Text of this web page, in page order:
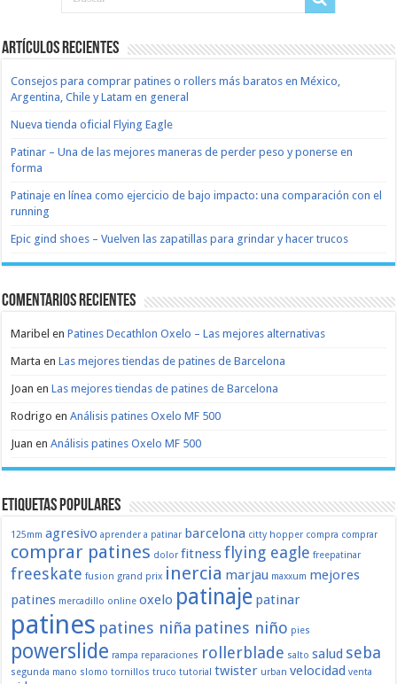
Artículos recientes
Consejos para comprar patines o rollers más baratos en México,
Argentina, Chile y Latam en general
Nueva tienda oficial Flying Eagle
Patinar – Una de las mejores maneras de perder peso y ponerse en
forma
Patinaje en línea como ejercicio de bajo impacto: una comparación con el
running
Epic gind shoes – Vuelven las zapatillas para grindar y hacer trucos
Comentarios recientes
Maribel enPatines Decathlon Oxelo – Las mejores alternativas
Marta enLas mejores tiendas de patines de Barcelona
Joan enLas mejores tiendas de patines de Barcelona
Rodrigo enAnálisis patines Oxelo MF 500
Juan enAnálisis patines Oxelo MF 500
Etiquetas populares
125mm agresivo aprender a patinar barcelona citty hopper compra comprar
comprar patines dolor fitnessflying eagle freepatinar
freeskate fusion grand prix inercia marjau maxxum mejores
patines mercadillo online oxelo patinaje patinar
patines patines niña patines niño pies
powerslide rampa reparaciones rollerblade salto salud seba
segunda mano slomo tornillos truco tutorial twister urban velocidad venta